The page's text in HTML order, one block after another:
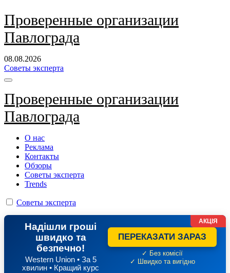
Перейти
к
содержанию
Проверенные организации
Павлограда
08.08.2026
Советы эксперта
Проверенные организации
Павлограда
О нас
Реклама
Контакты
Обзоры
Советы эксперта
Trends
Советы эксперта
Надішли гроші
швидко та
безпечно!
Western Union • За 5
хвилин • Кращий курс
ПЕРЕКАЗАТИ ЗАРАЗ
✓ Без комісії
✓ Швидко та вигідно
АКЦІЯ